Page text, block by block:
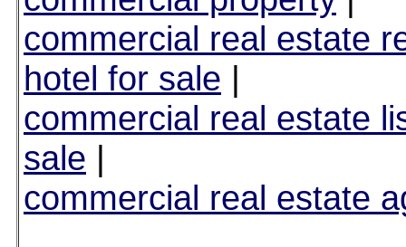
commercial real estate
hotel for sale |
commercial real estate
sale |
commercial real estate